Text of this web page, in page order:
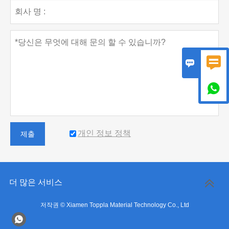
제출 개인 정보 정책
더 많은 서비스
저작권 © Xiamen Toppla Material Technology Co., Ltd

 
